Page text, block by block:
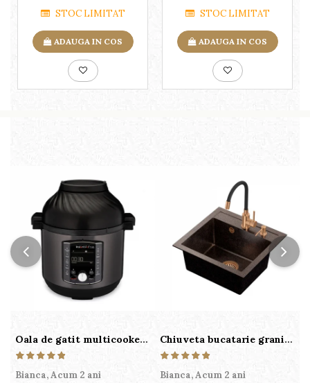
STOC LIMITAT
ADAUGA IN COS
STOC LIMITAT
ADAUGA IN COS
Oala de gatit multicooker 11 functii Instant Pot Pro Crisp 8 + Air Fryer 7.6 lt
Bianca,Acum 2 ani
Chiuveta bucatarie granit cu finisaj negru perlat/cupru Steingran Art Copper cu dozator si baterie Quadron
Bianca,Acum 2 ani